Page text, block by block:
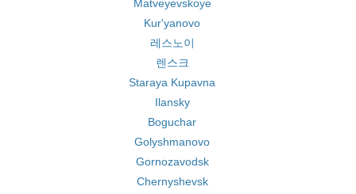
Matveyevskoye
Kur'yanovo
레스노이
렌스크
Staraya Kupavna
Ilansky
Boguchar
Golyshmanovo
Gornozavodsk
Chernyshevsk